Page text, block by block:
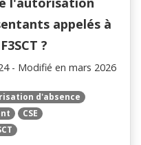
appelés à
?
- Modifié en mars 2026
d'absence
CSE